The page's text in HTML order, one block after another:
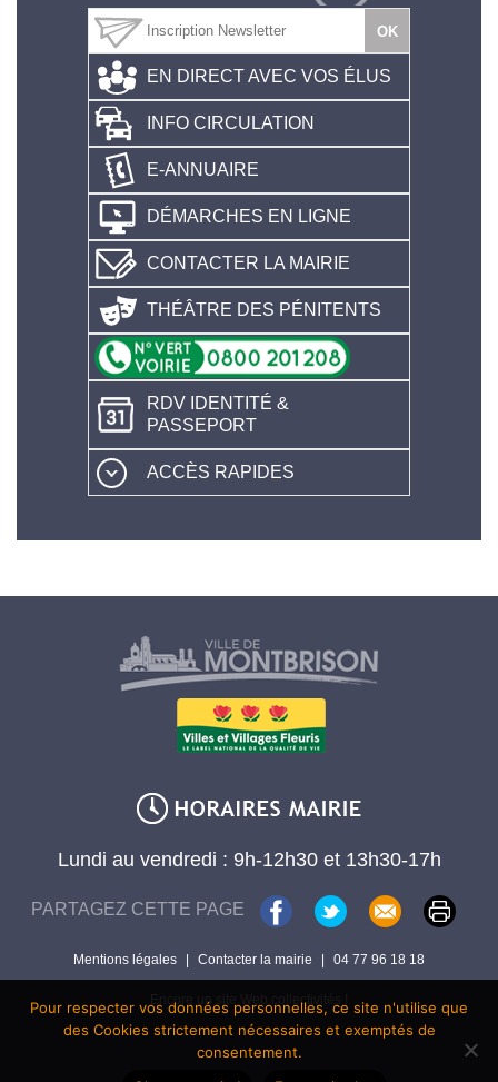
EN DIRECT AVEC VOS ÉLUS
INFO CIRCULATION
E-ANNUAIRE
DÉMARCHES EN LIGNE
CONTACTER LA MAIRIE
THÉÂTRE DES PÉNITENTS
RDV IDENTITÉ &
PASSEPORT
ACCÈS RAPIDES
Lundi au vendredi : 9h-12h30 et 13h30-17h
PARTAGEZ CETTE PAGE
Mentions légales | Contacter la mairie | 04 77 96 18 18
Encore un site Web collectivités !
Pour respecter vos données personnelles, ce site n'utilise que
des Cookies strictement nécessaires et exemptés de
consentement.